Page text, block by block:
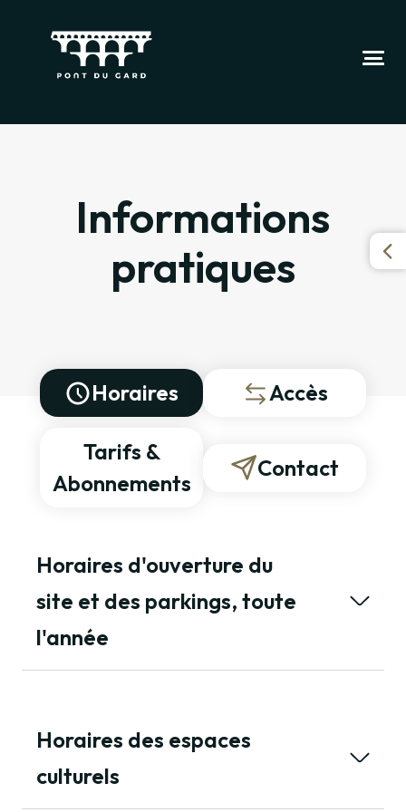
Informations
pratiques
Horaires Accès
Tarifs &
Abonnements
Contact
Horaires d'ouverture du
site et des parkings, toute
l'année
Horaires des espaces
culturels